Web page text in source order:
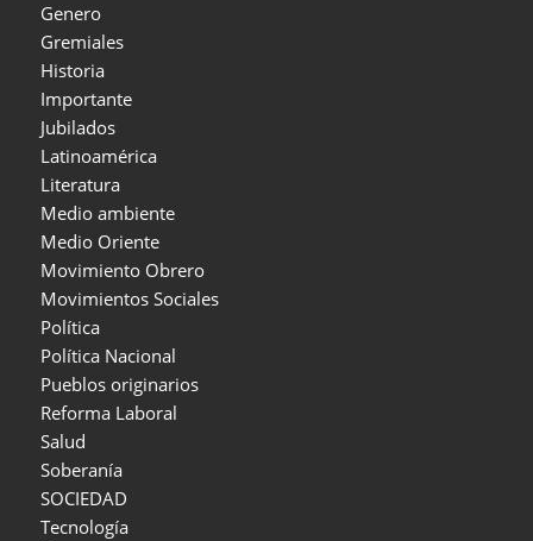
Genero
Gremiales
Historia
Importante
Jubilados
Latinoamérica
Literatura
Medio ambiente
Medio Oriente
Movimiento Obrero
Movimientos Sociales
Política
Política Nacional
Pueblos originarios
Reforma Laboral
Salud
Soberanía
SOCIEDAD
Tecnología